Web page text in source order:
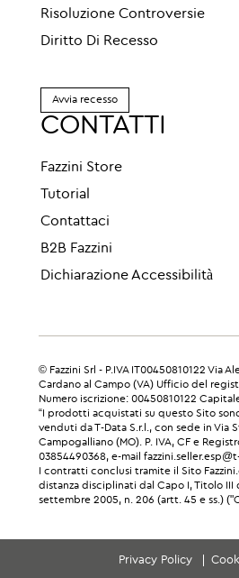
Risoluzione Controversie
Diritto Di Recesso
Avvia recesso
CONTATTI
Fazzini Store
Tutorial
Contattaci
B2B Fazzini
Dichiarazione Accessibilità
© Fazzini Srl - P.IVA IT00450810122 Via
Cardano al Campo (VA) Ufficio del
Numero iscrizione: 00450810122
“I prodotti acquistati su questo Sito
venduti da T-Data S.r.l., con sede in Via
Campogalliano (MO). P. IVA, CF e
03854490368, e-mail
I contratti conclusi tramite il Sito
distanza disciplinati dal Capo I, Titolo III
settembre 2005, n. 206 (artt. 45 e ss.)
Privacy Policy